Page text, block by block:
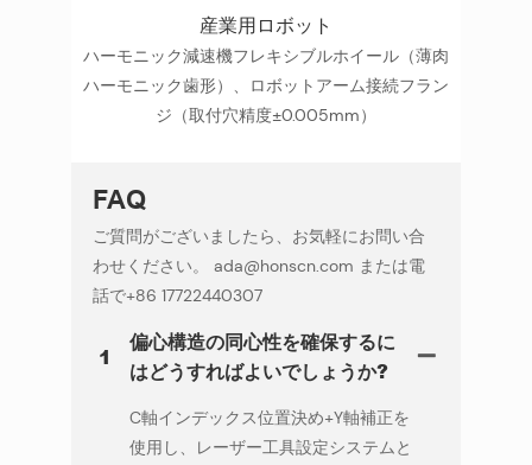
産業用ロボット
ハーモニック減速機フレキシブルホイール（薄肉
ハーモニック歯形）、ロボットアーム接続フラン
ジ（取付穴精度±0.005mm）
FAQ
ご質問がございましたら、お気軽にお問い合
わせください。 ada@honscn.com または電
話で+86 17722440307
1
偏心構造の同心性を確保するに
はどうすればよいでしょうか?
C軸インデックス位置決め+Y軸補正を
使用し、レーザー工具設定システムと